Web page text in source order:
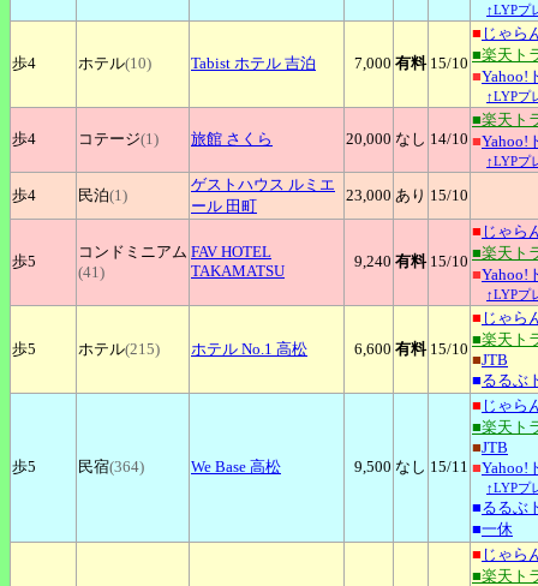
↑LYPプ
歩4 ホテル(10) Tabist ホテル 吉泊 7,000 有料 15/10
■ じゃら
■楽天ト
■Yahoo!
↑LYPプ
歩4 コテージ(1) 旅館 さくら 20,000 なし 14/10
■楽天ト
■Yahoo!
↑LYPプ
歩4 民泊(1)
ゲストハウス ルミエ
ール 田町
23,000 あり 15/10
歩5
コンドミニアム
(41)
FAV HOTEL
TAKAMATSU
9,240 有料 15/10
■ じゃら
■楽天ト
■Yahoo!
↑LYPプ
歩5 ホテル(215) ホテル No.1 高松 6,600 有料 15/10
■ じゃら
■楽天ト
■JTB
■るるぶ
歩5 民宿(364) We Base 高松 9,500 なし 15/11
■ じゃら
■楽天ト
■JTB
■Yahoo!
↑LYPプ
■るるぶ
■一休
■ じゃら
■楽天ト